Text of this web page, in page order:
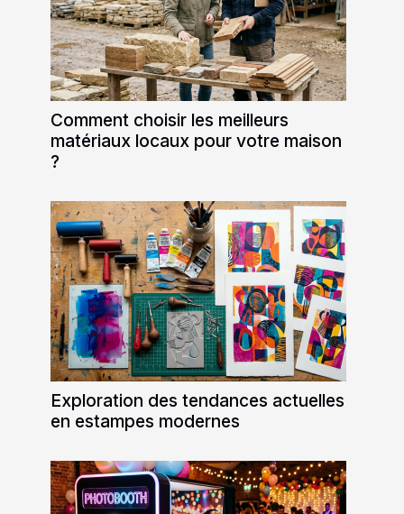
Comment choisir les meilleurs
matériaux locaux pour votre maison
?
Exploration des tendances actuelles
en estampes modernes